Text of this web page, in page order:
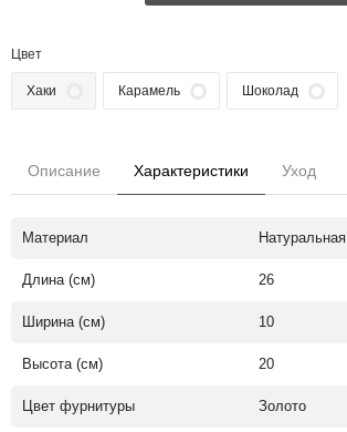
Цвет
Хаки Карамель Шоколад
Описание Характеристики Уход
Материал
Длина (см) 26
Ширина (см) 10
Высота (см) 20
Цвет фурнитуры Золото